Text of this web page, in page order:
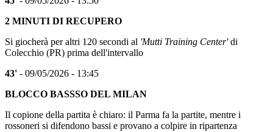
2 MINUTI DI RECUPERO
Si giocherà per altri 120 secondi al 'Mutti Training Center'di
Colecchio (PR) prima dell'intervallo
43' - 09/05/2026 - 13:45
BLOCCO BASSSO DEL MILAN
Il copione della partita è chiaro: il Parma fa la partite, mentre i
rossoneri si difendono bassi e provano a colpire in ripartenza